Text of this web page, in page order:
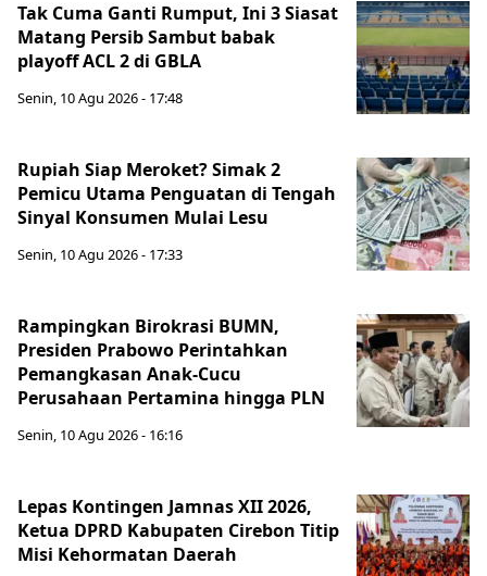
Tak Cuma Ganti Rumput, Ini 3 Siasat
Matang Persib Sambut babak
playoff ACL 2 di GBLA
Senin, 10 Agu 2026 - 17:48
Rupiah Siap Meroket? Simak 2
Pemicu Utama Penguatan di Tengah
Sinyal Konsumen Mulai Lesu
Senin, 10 Agu 2026 - 17:33
Rampingkan Birokrasi BUMN,
Presiden Prabowo Perintahkan
Pemangkasan Anak-Cucu
Perusahaan Pertamina hingga PLN
Senin, 10 Agu 2026 - 16:16
Lepas Kontingen Jamnas XII 2026,
Ketua DPRD Kabupaten Cirebon Titip
Misi Kehormatan Daerah